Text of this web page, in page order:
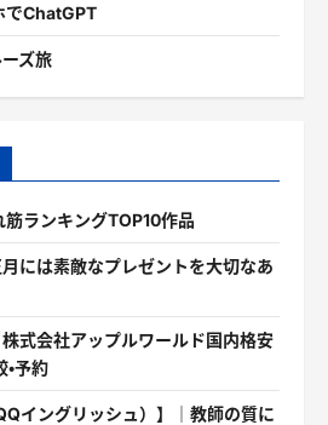
でChatGPT
ズ旅
筋ランキングTOP10作品
には素敵なプレゼントを大切なあ
株式会社アップルワールド国内格安
予約
イングリッシュ）】｜教師の質に